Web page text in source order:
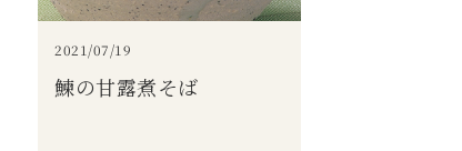
2021/07/19
鰊の甘露煮そば